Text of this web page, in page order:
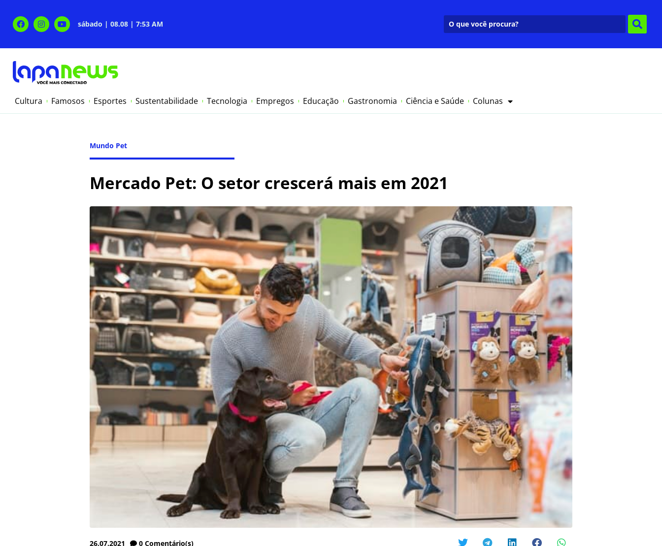
sábado | 08.08 | 7:53 AM
Cultura Famosos Esportes Sustentabilidade Tecnologia Empregos Educação Gastronomia Ciência e Saúde Colunas
Mundo Pet
Mercado Pet: O setor crescerá mais em 2021
26.07.2021 0 Comentário(s)